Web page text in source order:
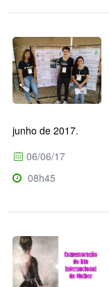
junho de 2017.
06/06/17
08h45